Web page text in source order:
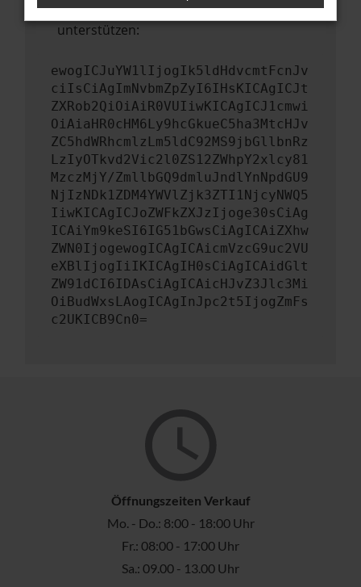
schicken, um uns bei der Fehlersuche zu
unterstützen:
ewogICJuYW1lIjogIk5ldHdvcmtFcnJv
ciIsCiAgImNvbmZpZyI6IHsKICAgICJt
ZXRob2QiOiAiR0VUIiwKICAgICJ1cmwi
OiAiaHR0cHM6Ly9hcGkueC5ha3MtcHJv
ZC5hdWRhcmlzLm5ldC92MS9jbGllbnRz
LzIyOTkvd2Vic2l0ZS12ZWhpY2xlcy81
MzczMjY/ZmllbGQ9dmluJndlYnNpdGU9
NjIzNDk1ZDM4YWVlZjk3ZTI1NjcyNWQ5
IiwKICAgICJoZWFkZXJzIjoge30sCiAg
ICAiYm9keSI6IG51bGwsCiAgICAiZXhw
ZWN0IjogewogICAgICAicmVzcG9uc2VU
eXBlIjogIiIKICAgIH0sCiAgICAidGlt
ZW91dCI6IDAsCiAgICAicHJvZ3Jlc3Mi
OiBudWxsLAogICAgInJpc2t5IjogZmFs
c2UKICB9Cn0=
Öffnungszeiten Verkauf
Mo. - Do.: 8:00 - 18:00 Uhr
Fr.: 08:00 - 17:00 Uhr
Sa.: 09.00 - 13.00 Uhr